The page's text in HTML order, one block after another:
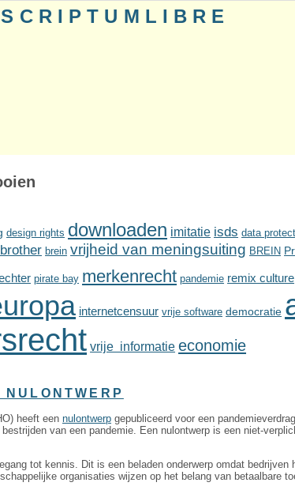
design rights downloaden imitatie isds data
brein vrijheid van meningsuiting BREIN
pirate bay merkenrecht pandemie remix culture
internetcensuur vrije software democratie
vrije informatie economie
heeft eennulontwerp gepubliceerd voor een
van een pandemie. Een nulontwerp is een niet-
tot kennis. Dit is een beladen onderwerp omdat bedrijven
organisaties wijzen op het belang van betaalbare